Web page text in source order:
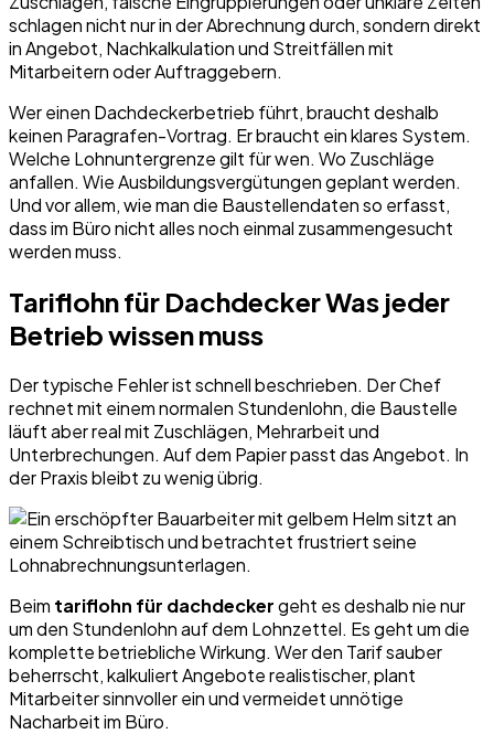
schlagen nicht nur in der Abrechnung durch, sondern direkt
in Angebot, Nachkalkulation und Streitfällen mit
Mitarbeitern oder Auftraggebern.
Wer einen Dachdeckerbetrieb führt, braucht deshalb
keinen Paragrafen-Vortrag. Er braucht ein klares System.
Welche Lohnuntergrenze gilt für wen. Wo Zuschläge
anfallen. Wie Ausbildungsvergütungen geplant werden.
Und vor allem, wie man die Baustellendaten so erfasst,
dass im Büro nicht alles noch einmal zusammengesucht
werden muss.
Tariflohn für Dachdecker Was jeder
Betrieb wissen muss
Der typische Fehler ist schnell beschrieben. Der Chef
rechnet mit einem normalen Stundenlohn, die Baustelle
läuft aber real mit Zuschlägen, Mehrarbeit und
Unterbrechungen. Auf dem Papier passt das Angebot. In
der Praxis bleibt zu wenig übrig.
Beim tariflohn für dachdeckergeht es deshalb nie nur
um den Stundenlohn auf dem Lohnzettel. Es geht um die
komplette betriebliche Wirkung. Wer den Tarif sauber
beherrscht, kalkuliert Angebote realistischer, plant
Mitarbeiter sinnvoller ein und vermeidet unnötige
Nacharbeit im Büro.